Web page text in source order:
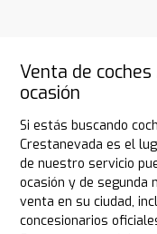
Venta de
ocasión
Si estás buscando
Crestanevada es el
de nuestro servicio
ocasión y de segunda
venta en su ciudad,
concesionarios